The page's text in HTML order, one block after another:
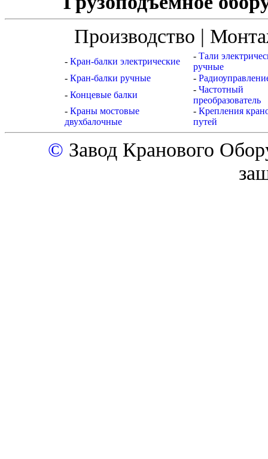
Производство |
- Кран-балки электрические
- Тали
ручные
- Кран-балки ручные -
- Концевые балки
- Частотный
преобразователь
- Краны мостовые
двухбалочные
- Крепления
путей
© Завод Кранового